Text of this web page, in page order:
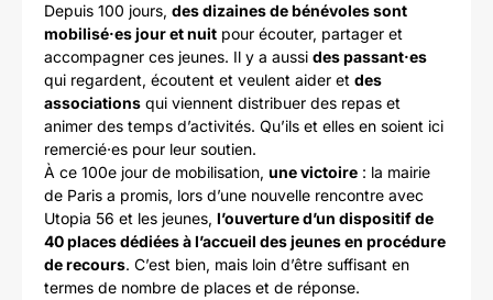
Depuis 100 jours, des dizaines de bénévoles sont
mobilisé·es jour et nuit pour écouter, partager et
accompagner ces jeunes. Il y a aussi des passant·es
qui regardent, écoutent et veulent aider et des
associations qui viennent distribuer des repas et
animer des temps d’activités. Qu’ils et elles en soient ici
remercié·es pour leur soutien.
À ce 100e jour de mobilisation, une victoire : la mairie
de Paris a promis, lors d’une nouvelle rencontre avec
Utopia 56 et les jeunes, l’ouverture d’un dispositif de
40 places dédiées à l’accueil des jeunes en procédure
de recours. C’est bien, mais loin d’être suffisant en
termes de nombre de places et de réponse.